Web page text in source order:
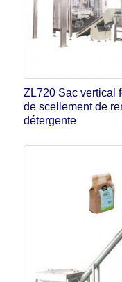
ZL720 Sac vertical
de scellement de
détergente